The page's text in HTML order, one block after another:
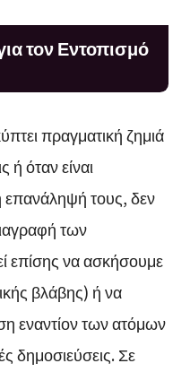
τον Εντοπισμό
πραγματική ζημιά
όταν είναι
επανάληψή τους, δεν
των
επίσης να ασκήσουμε
βλάβης) ή να
εναντίον των ατόμων
δημοσιεύσεις. Σε